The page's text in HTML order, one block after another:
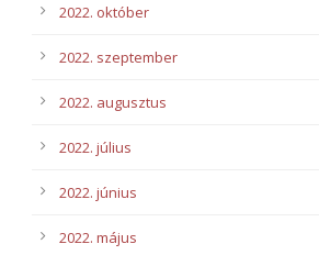
2022. október
2022. szeptember
2022. augusztus
2022. július
2022. június
2022. május